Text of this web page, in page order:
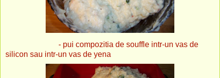
- pui compozitia de souffle intr-un vas de
silicon sau intr-un vas de yena